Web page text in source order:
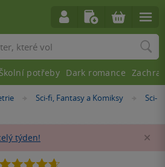
»
Sci-fi, Fantasy a Komiksy »
Sci-
týden!
4.7
Školní potřeby Dark romance